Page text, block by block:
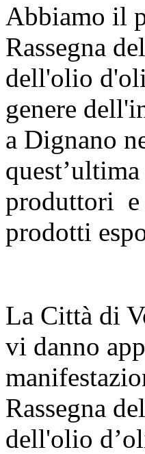
Abbiamo il
Rassegna
dell'olio
genere
a Dignano
produttori e
prodotti
La Città di
vi danno
Rassegna
dell'olio